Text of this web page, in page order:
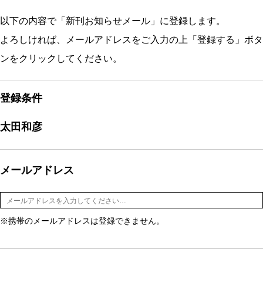
以下の内容で「新刊お知らせメール」に登録します。
よろしければ、メールアドレスをご入力の上「登録する」ボタ
ンをクリックしてください。
登録条件
太田和彦
メールアドレス
※携帯のメールアドレスは登録できません。